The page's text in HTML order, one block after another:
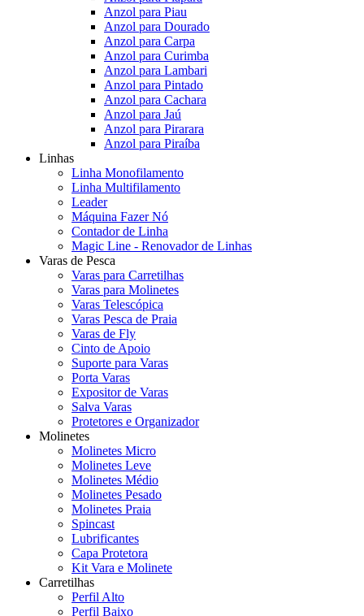
Anzol para Piau
Anzol para Dourado
Anzol para Carpa
Anzol para Curimba
Anzol para Lambari
Anzol para Pintado
Anzol para Cachara
Anzol para Jaú
Anzol para Pirarara
Anzol para Piraíba
Linhas
Linha Monofilamento
Linha Multifilamento
Leader
Máquina Fazer Nó
Contador de Linha
Magic Line - Renovador de Linhas
Varas de Pesca
Varas para Carretilhas
Varas para Molinetes
Varas Telescópica
Varas Pesca de Praia
Varas de Fly
Cinto de Apoio
Suporte para Varas
Porta Varas
Expositor de Varas
Salva Varas
Protetores e Organizador
Molinetes
Molinetes Micro
Molinetes Leve
Molinetes Médio
Molinetes Pesado
Molinetes Praia
Spincast
Lubrificantes
Capa Protetora
Kit Vara e Molinete
Carretilhas
Perfil Alto
Perfil Baixo